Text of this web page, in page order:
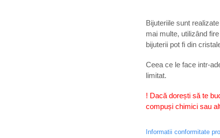
Bijuteriile sunt
mai multe, utilizând
bijuterii pot fi din
Ceea ce le face intr-
limitat.
! Dacă dorești să te
compuși chimici sau
Informatii conformitate